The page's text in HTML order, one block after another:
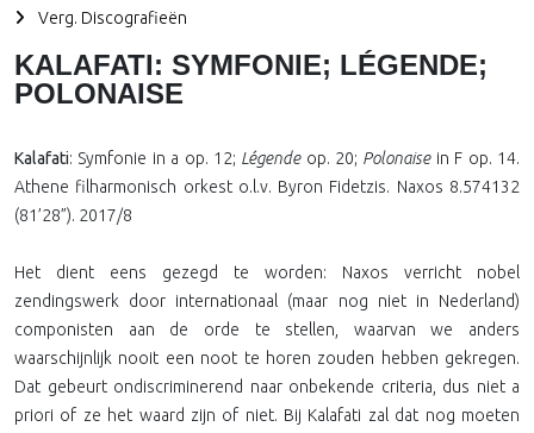
Verg. Discografieën
KALAFATI: SYMFONIE; LÉGENDE;
POLONAISE
Kalafati: Symfonie in a op. 12; Légendeop. 20; Polonaisein F op. 14.
Athene filharmonisch orkest o.l.v. Byron Fidetzis. Naxos 8.574132
(81’28”). 2017/8
Het dient eens gezegd te worden: Naxos verricht nobel
zendingswerk door internationaal (maar nog niet in Nederland)
componisten aan de orde te stellen, waarvan we anders
waarschijnlijk nooit een noot te horen zouden hebben gekregen.
Dat gebeurt ondiscriminerend naar onbekende criteria, dus niet a
priori of ze het waard zijn of niet. Bij Kalafati zal dat nog moeten